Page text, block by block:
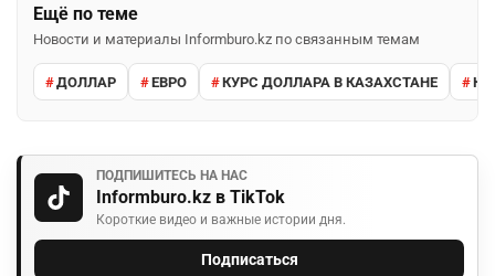
Ещё по теме
Новости и материалы Informburo.kz по связанным темам
ДОЛЛАР ЕВРО КУРС ДОЛЛАРА В КАЗАХСТАНЕ
ПОДПИШИТЕСЬ НА НАС
Informburo.kz в TikTok
Короткие видео и важные истории дня.
Подписаться